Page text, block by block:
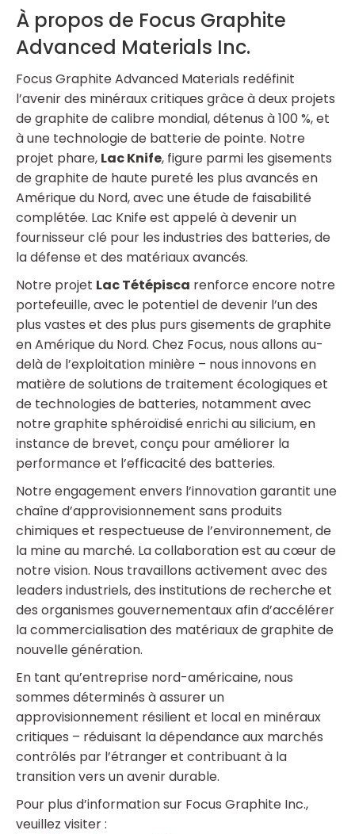
À propos de Focus Graphite
Advanced Materials Inc.
Focus Graphite Advanced Materials redéfinit
l’avenir des minéraux critiques grâce à deux projets
de graphite de calibre mondial, détenus à 100 %, et
à une technologie de batterie de pointe. Notre
projet phare, Lac Knife, figure parmi les gisements
de graphite de haute pureté les plus avancés en
Amérique du Nord, avec une étude de faisabilité
complétée. Lac Knife est appelé à devenir un
fournisseur clé pour les industries des batteries, de
la défense et des matériaux avancés.
Notre projet Lac Tétépisca renforce encore notre
portefeuille, avec le potentiel de devenir l’un des
plus vastes et des plus purs gisements de graphite
en Amérique du Nord. Chez Focus, nous allons au-
delà de l’exploitation minière – nous innovons en
matière de solutions de traitement écologiques et
de technologies de batteries, notamment avec
notre graphite sphéroïdisé enrichi au silicium, en
instance de brevet, conçu pour améliorer la
performance et l’efficacité des batteries.
Notre engagement envers l’innovation garantit une
chaîne d’approvisionnement sans produits
chimiques et respectueuse de l’environnement, de
la mine au marché. La collaboration est au cœur de
notre vision. Nous travaillons activement avec des
leaders industriels, des institutions de recherche et
des organismes gouvernementaux afin d’accélérer
la commercialisation des matériaux de graphite de
nouvelle génération.
En tant qu’entreprise nord-américaine, nous
sommes déterminés à assurer un
approvisionnement résilient et local en minéraux
critiques – réduisant la dépendance aux marchés
contrôlés par l’étranger et contribuant à la
transition vers un avenir durable.
Pour plus d’information sur Focus Graphite Inc.,
veuillez visiter :